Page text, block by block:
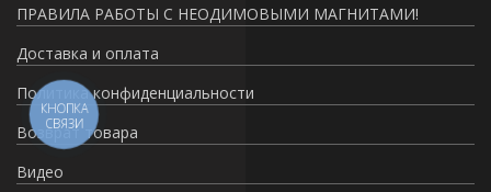
ПРАВИЛА РАБОТЫ С НЕОДИМОВЫМИ МАГНИТАМИ!
Доставка и оплата
Политика конфиденциальности
Возврат товара
Видео
КНОПКА
СВЯЗИ